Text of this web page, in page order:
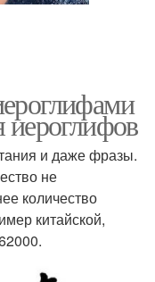
иероглифов
и даже фразы.
не
количество
китайской,